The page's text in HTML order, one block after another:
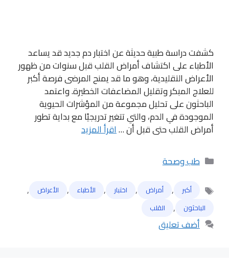
كشفت دراسة طبية حديثة عن اختبار دم جديد قد يساعد
الأطباء على اكتشاف أمراض القلب قبل سنوات من ظهور
الأعراض التقليدية، وهو ما قد يمنح المرضى فرصة أكبر
للعلاج المبكر وتقليل المضاعفات الخطيرة. واعتمد
الباحثون على تحليل مجموعة من المؤشرات الحيوية
الموجودة في الدم، والتي تتغير تدريجيًا مع بداية تطور
أمراض القلب حتى قبل أن …اقرأ المزيد
التصنيفات
طب وصحة
الوسوم
أكبر , أمراض , اختبار , الأطباء , الأعراض ,
الباحثون , القلب
أضف تعليق